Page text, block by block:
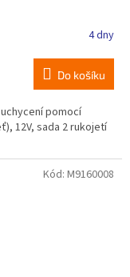
4 dny
Do košíku
pomocí
12V, sada 2 rukojetí
Kód: M9160008